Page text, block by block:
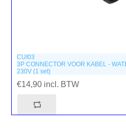
CUI03
3P CONNECTOR VOOR KABEL -
230V (1 set)
€14,90 incl. BTW